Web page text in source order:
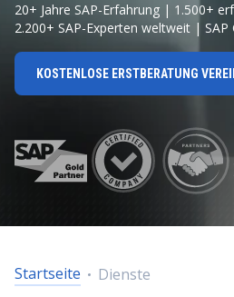
20+ Jahre SAP-Erfahrung | 1.500+
2.200+ SAP-Experten weltweit | SAP
KOSTENLOSE ERSTBERATUNG
Startseite Dienste